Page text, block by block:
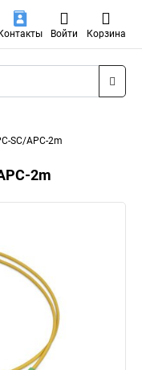
Контакты Войти Корзина
SC/APC-2m
2m